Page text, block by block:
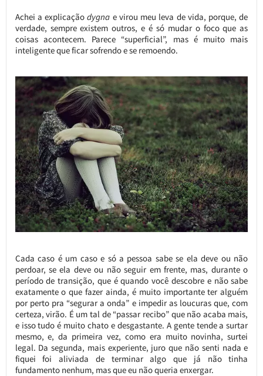
Achei a explicaçãodygna e virou meu leva de vida, porque, de
verdade, sempre existem outros, e é só mudar o foco que as
coisas acontecem. Parece “superficial”, mas é muito mais
inteligente que ficar sofrendo e se remoendo.
Cada caso é um caso e só a pessoa sabe se ela deve ou não
perdoar, se ela deve ou não seguir em frente, mas, durante o
período de transição, que é quando você descobre e não sabe
exatamente o que fazer ainda, é muito importante ter alguém
por perto pra “segurar a onda” e impedir as loucuras que, com
certeza, virão. É um tal de “passar recibo” que não acaba mais,
e isso tudo é muito chato e desgastante. A gente tende a surtar
mesmo, e, da primeira vez, como era muito novinha, surtei
legal. Da segunda, mais experiente, juro que não senti nada e
fiquei foi aliviada de terminar algo que já não tinha
fundamento nenhum, mas que eu não queria enxergar.